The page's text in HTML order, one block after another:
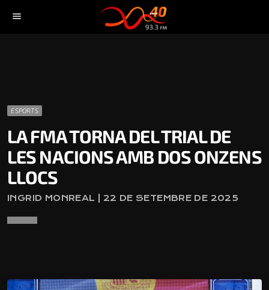
menu
ESPORTS
LA FMA TORNA DEL TRIAL DE
LES NACIONS AMB DOS ONZENS
LLOCS
INGRID MONREAL | 22 DE SETEMBRE DE 2025